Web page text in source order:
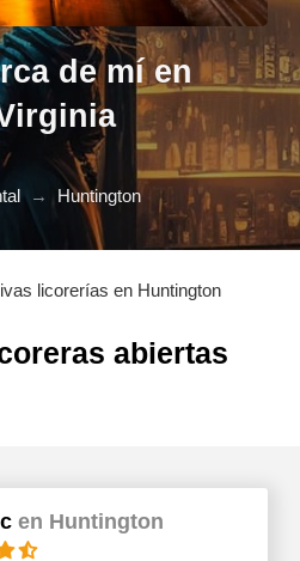
de mí en
→ Huntington
licorerías en Huntington
abiertas
en Huntington